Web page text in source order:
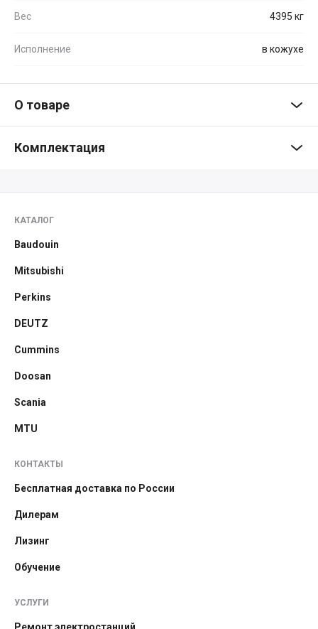
Вес 4395 кг
Исполнение в кожухе
О товаре
Комплектация
КАТАЛОГ
Baudouin
Mitsubishi
Perkins
DEUTZ
Cummins
Doosan
Scania
MTU
КОНТАКТЫ
Бесплатная доставка по России
Дилерам
Лизинг
Обучение
УСЛУГИ